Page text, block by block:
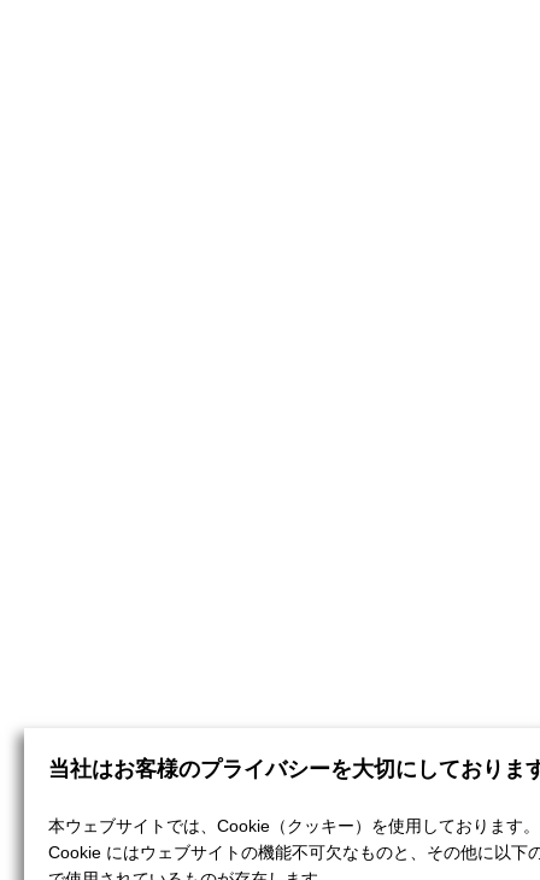
当社はお客様のプライバシーを大切にしておりま
本ウェブサイトでは、Cookie（クッキー）を使用しております。
Cookie にはウェブサイトの機能不可欠なものと、その他に以下